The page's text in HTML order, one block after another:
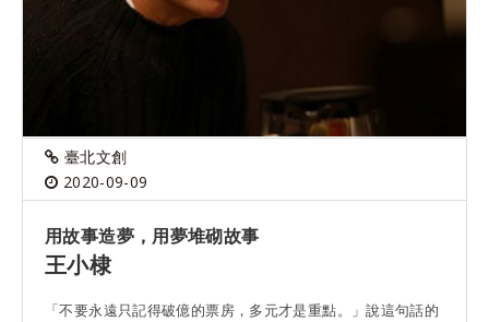
臺北文創
2020-09-09
用故事造夢，用夢堆砌故事
王小棣
「不要永遠只記得破億的票房，多元才是重點。」說這句話的